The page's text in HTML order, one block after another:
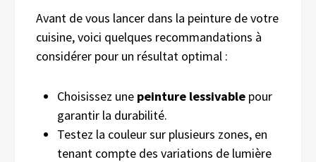
Avant de vous lancer dans la peinture de votre
cuisine, voici quelques recommandations à
considérer pour un résultat optimal :
Choisissez une peinture lessivable pour
garantir la durabilité.
Testez la couleur sur plusieurs zones, en
tenant compte des variations de lumière